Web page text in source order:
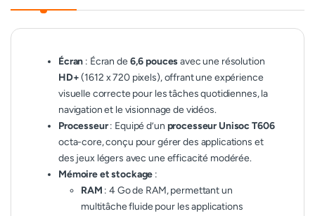
Écran : Écran de6,6 poucesavec une résolution
HD+(1612 x 720 pixels), offrant une expérience
visuelle correcte pour les tâches quotidiennes, la
navigation et le visionnage de vidéos.
Processeur: Equipé d’un processeur Unisoc T606
octa-core, conçu pour gérer des applications et
des jeux légers avec une efficacité modérée.
Mémoire et stockage :
RAM : 4 Go de RAM, permettant un
multitâche fluide pour les applications